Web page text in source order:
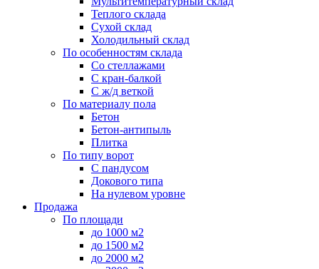
Теплого склада
Сухой склад
Холодильный склад
По особенностям склада
Со стеллажами
С кран-балкой
С ж/д веткой
По материалу пола
Бетон
Бетон-антипыль
Плитка
По типу ворот
С пандусом
Докового типа
На нулевом уровне
Продажа
По площади
до 1000 м2
до 1500 м2
до 2000 м2